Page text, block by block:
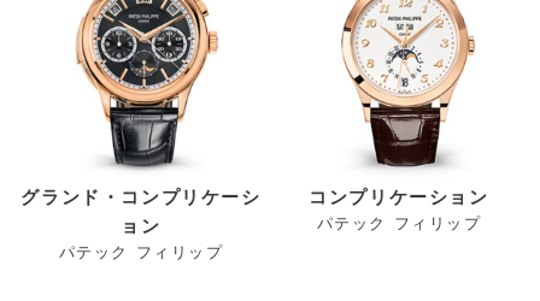
グランド・コンプリケーシ
ョン
パテック フィリップ
コンプリケーション
パテック フィリップ